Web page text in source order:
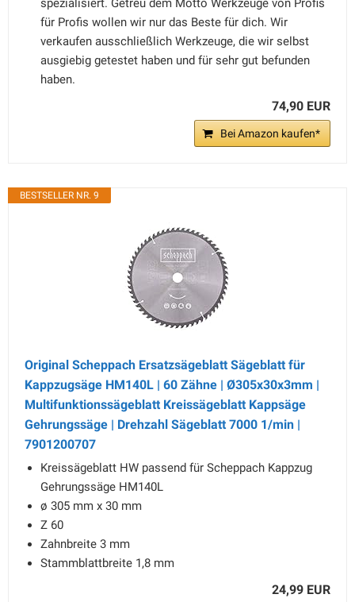
spezialisiert. Getreu dem Motto Werkzeuge von Profis
für Profis wollen wir nur das Beste für dich. Wir
verkaufen ausschließlich Werkzeuge, die wir selbst
ausgiebig getestet haben und für sehr gut befunden
haben.
74,90 EUR
Bei Amazon kaufen*
BESTSELLER NR. 9
Original Scheppach Ersatzsägeblatt Sägeblatt für
Kappzugsäge HM140L | 60 Zähne | Ø305x30x3mm |
Multifunktionssägeblatt Kreissägeblatt Kappsäge
Gehrungssäge | Drehzahl Sägeblatt 7000 1/min |
7901200707
Kreissägeblatt HW passend für Scheppach Kappzug
Gehrungssäge HM140L
ø 305 mm x 30 mm
Z 60
Zahnbreite 3 mm
Stammblattbreite 1,8 mm
24,99 EUR